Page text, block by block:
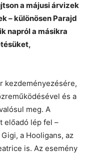
a májusi árvizek
– különösen Parajd
napról a másikra
kezdeményezésére,
és a
meg. A
előadó lép fel –
a Hooligans, az
is. Az esemény